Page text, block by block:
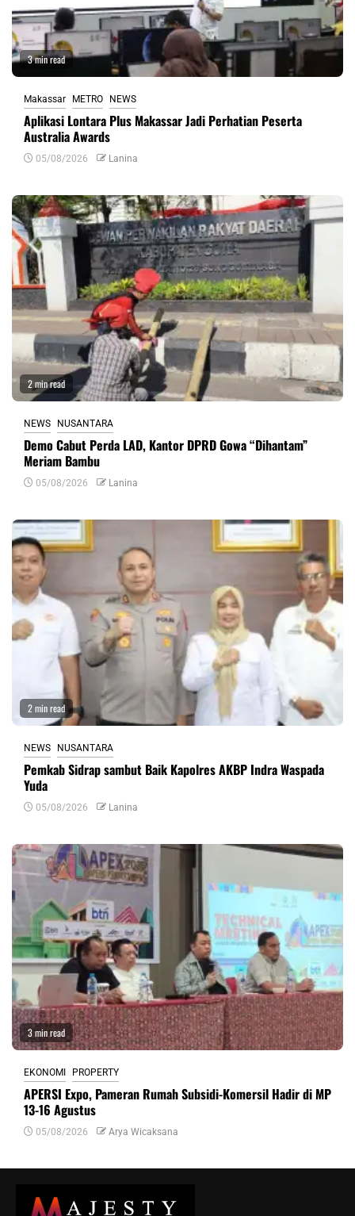
3 min read
Makassar METRO NEWS
Aplikasi Lontara Plus Makassar Jadi Perhatian Peserta
Australia Awards
05/08/2026 Lanina
2 min read
NEWS NUSANTARA
Demo Cabut Perda LAD, Kantor DPRD Gowa “Dihantam”
Meriam Bambu
05/08/2026 Lanina
2 min read
NEWS NUSANTARA
Pemkab Sidrap sambut Baik Kapolres AKBP Indra Waspada
Yuda
05/08/2026 Lanina
3 min read
EKONOMI PROPERTY
APERSI Expo, Pameran Rumah Subsidi-Komersil Hadir di MP
13-16 Agustus
05/08/2026 Arya Wicaksana